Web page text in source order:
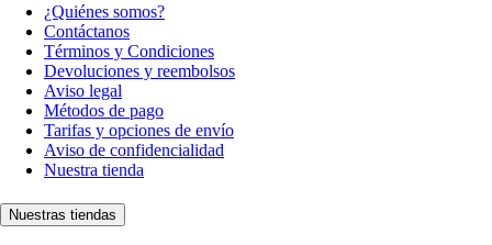
¿Quiénes somos?
Contáctanos
Términos y Condiciones
Devoluciones y reembolsos
Aviso legal
Métodos de pago
Tarifas y opciones de envío
Aviso de confidencialidad
Nuestra tienda
Nuestras tiendas